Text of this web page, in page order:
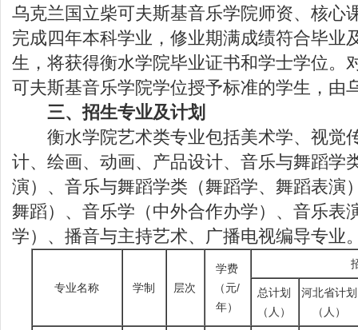
乌克兰国立柴可夫斯基音乐学院师资、核心
完成四年本科学业，修业期满成绩符合毕业
生，将获得衡水学院毕业证书和学士学位。
可夫斯基音乐学院学位授予标准的学生，由
三、招生专业及计划
衡水学院艺术类专业包括美术学、视觉
计、绘画、动画、产品设计、音乐与舞蹈学
演）、音乐与舞蹈学类（舞蹈学、舞蹈表演
舞蹈）、音乐学（中外合作办学）、音乐表
学）、播音与主持艺术、广播电视编导专业
专业名称 学制 层次
学费
（元/
年）
总计划
（人）
河北省计划
（人）